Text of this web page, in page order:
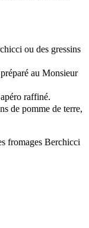
ou des gressins
au Monsieur
raffiné.
de pomme de terre,
fromages Berchicci